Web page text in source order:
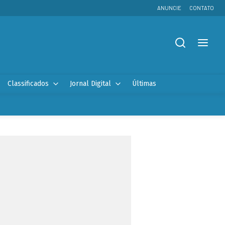
ANUNCIE CONTATO
Classificados Jornal Digital Últimas